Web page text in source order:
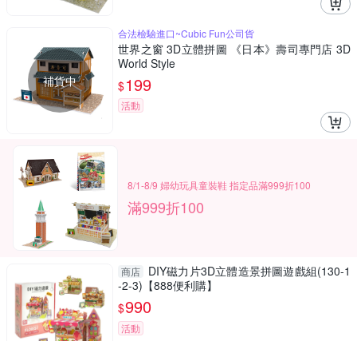
補貨中
合法檢驗進口~Cubic Fun公司貨
世界之窗 3D立體拼圖 《日本》壽司專門店 3D
World Style
$199
活動
8/1-8/9 婦幼玩具童裝鞋 指定品滿999折100
滿999折100
商店
DIY磁力片3D立體造景拼圖遊戲組(130-1
-2-3)【888便利購】
$990
活動